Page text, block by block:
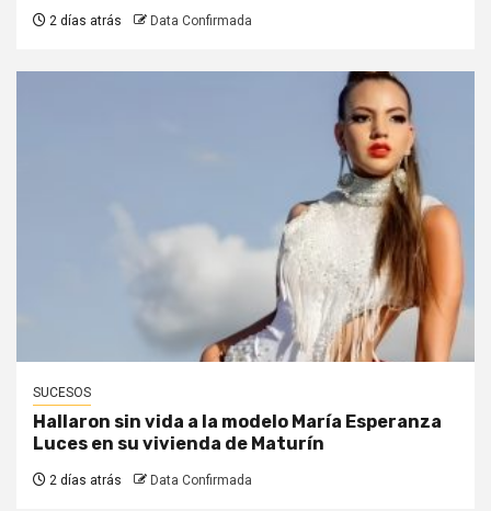
2 días atrás Data Confirmada
SUCESOS
Hallaron sin vida a la modelo María Esperanza
Luces en su vivienda de Maturín
2 días atrás Data Confirmada